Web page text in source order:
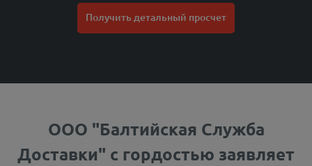
Получить детальный просчет
ООО "Балтийская Служба
Доставки" с гордостью заявляет